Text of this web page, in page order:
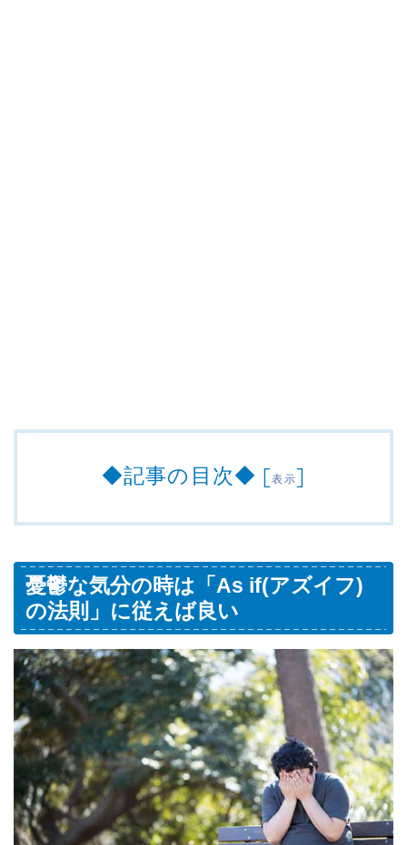
◆記事の目次◆ [表示]
憂鬱な気分の時は「As if(アズイフ)
の法則」に従えば良い